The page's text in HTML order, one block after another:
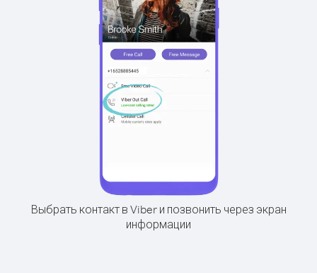
Выбрать контакт в Viber и позвонить через экран
информации